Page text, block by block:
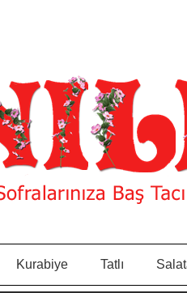
Kurabiye Tatlı